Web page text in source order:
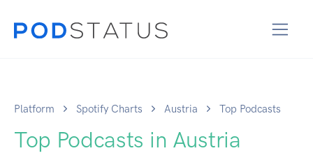
Platform Spotify Charts Austria Top Podcasts
Top Podcasts in Austria